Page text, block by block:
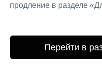
продление в разделе
Перейти в